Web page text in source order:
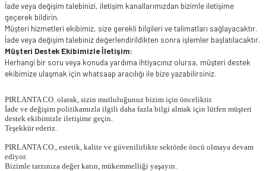
İade veya değişim talebinizi, iletişim kanallarımızdan bizimle iletişime
geçerek bildirin.
Müşteri hizmetleri ekibimiz, size gerekli bilgileri ve talimatları sağlayacaktır.
İade veya değişim talebiniz değerlendirildikten sonra işlemler başlatılacaktır.
Müşteri Destek Ekibimizle İletişim:
Herhangi bir soru veya konuda yardıma ihtiyacınız olursa, müşteri destek
ekibimize ulaşmak için whatsaap aracılığı ile bize yazabilirsiniz.
PIRLANTA CO. olarak, sizin mutluluğunuz bizim için önceliktir.
İade ve değişim politikamızla ilgili daha fazla bilgi almak için lütfen müşteri
destek ekibimizle iletişime geçin.
Teşekkür ederiz.
PIRLANTA CO., estetik, kalite ve güvenilirlikte sektörde öncü olmaya devam
ediyor.
Bizimle tarzınıza değer katın, mükemmelliği yaşayın.